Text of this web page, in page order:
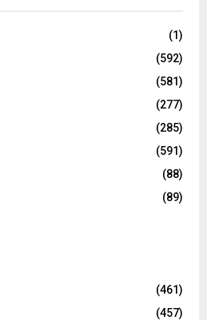
(1)
(592)
(581)
(277)
(285)
(591)
(88)
(89)
(461)
(457)